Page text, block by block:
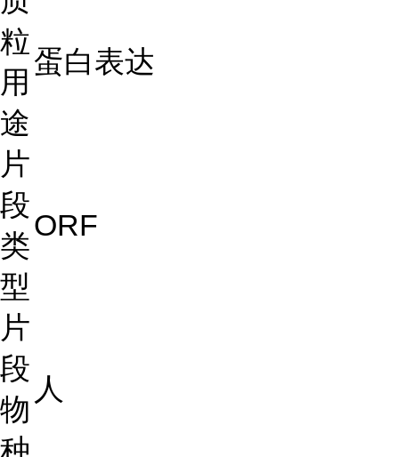
粒
用
途
蛋白表达
片
段
类
型
ORF
片
段
物
种
人